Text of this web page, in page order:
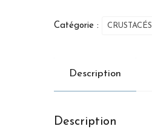
Catégorie : CRUSTACÉS
Description
Description